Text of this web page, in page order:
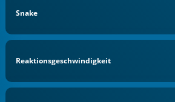
Snake
Reaktionsgeschwindigkeit